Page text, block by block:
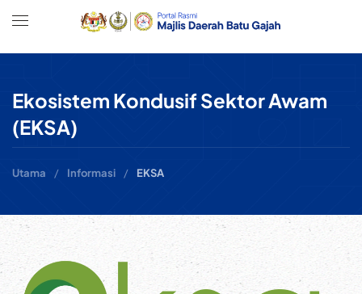
Ekosistem Kondusif Sektor Awam
(EKSA)
Utama Informasi EKSA